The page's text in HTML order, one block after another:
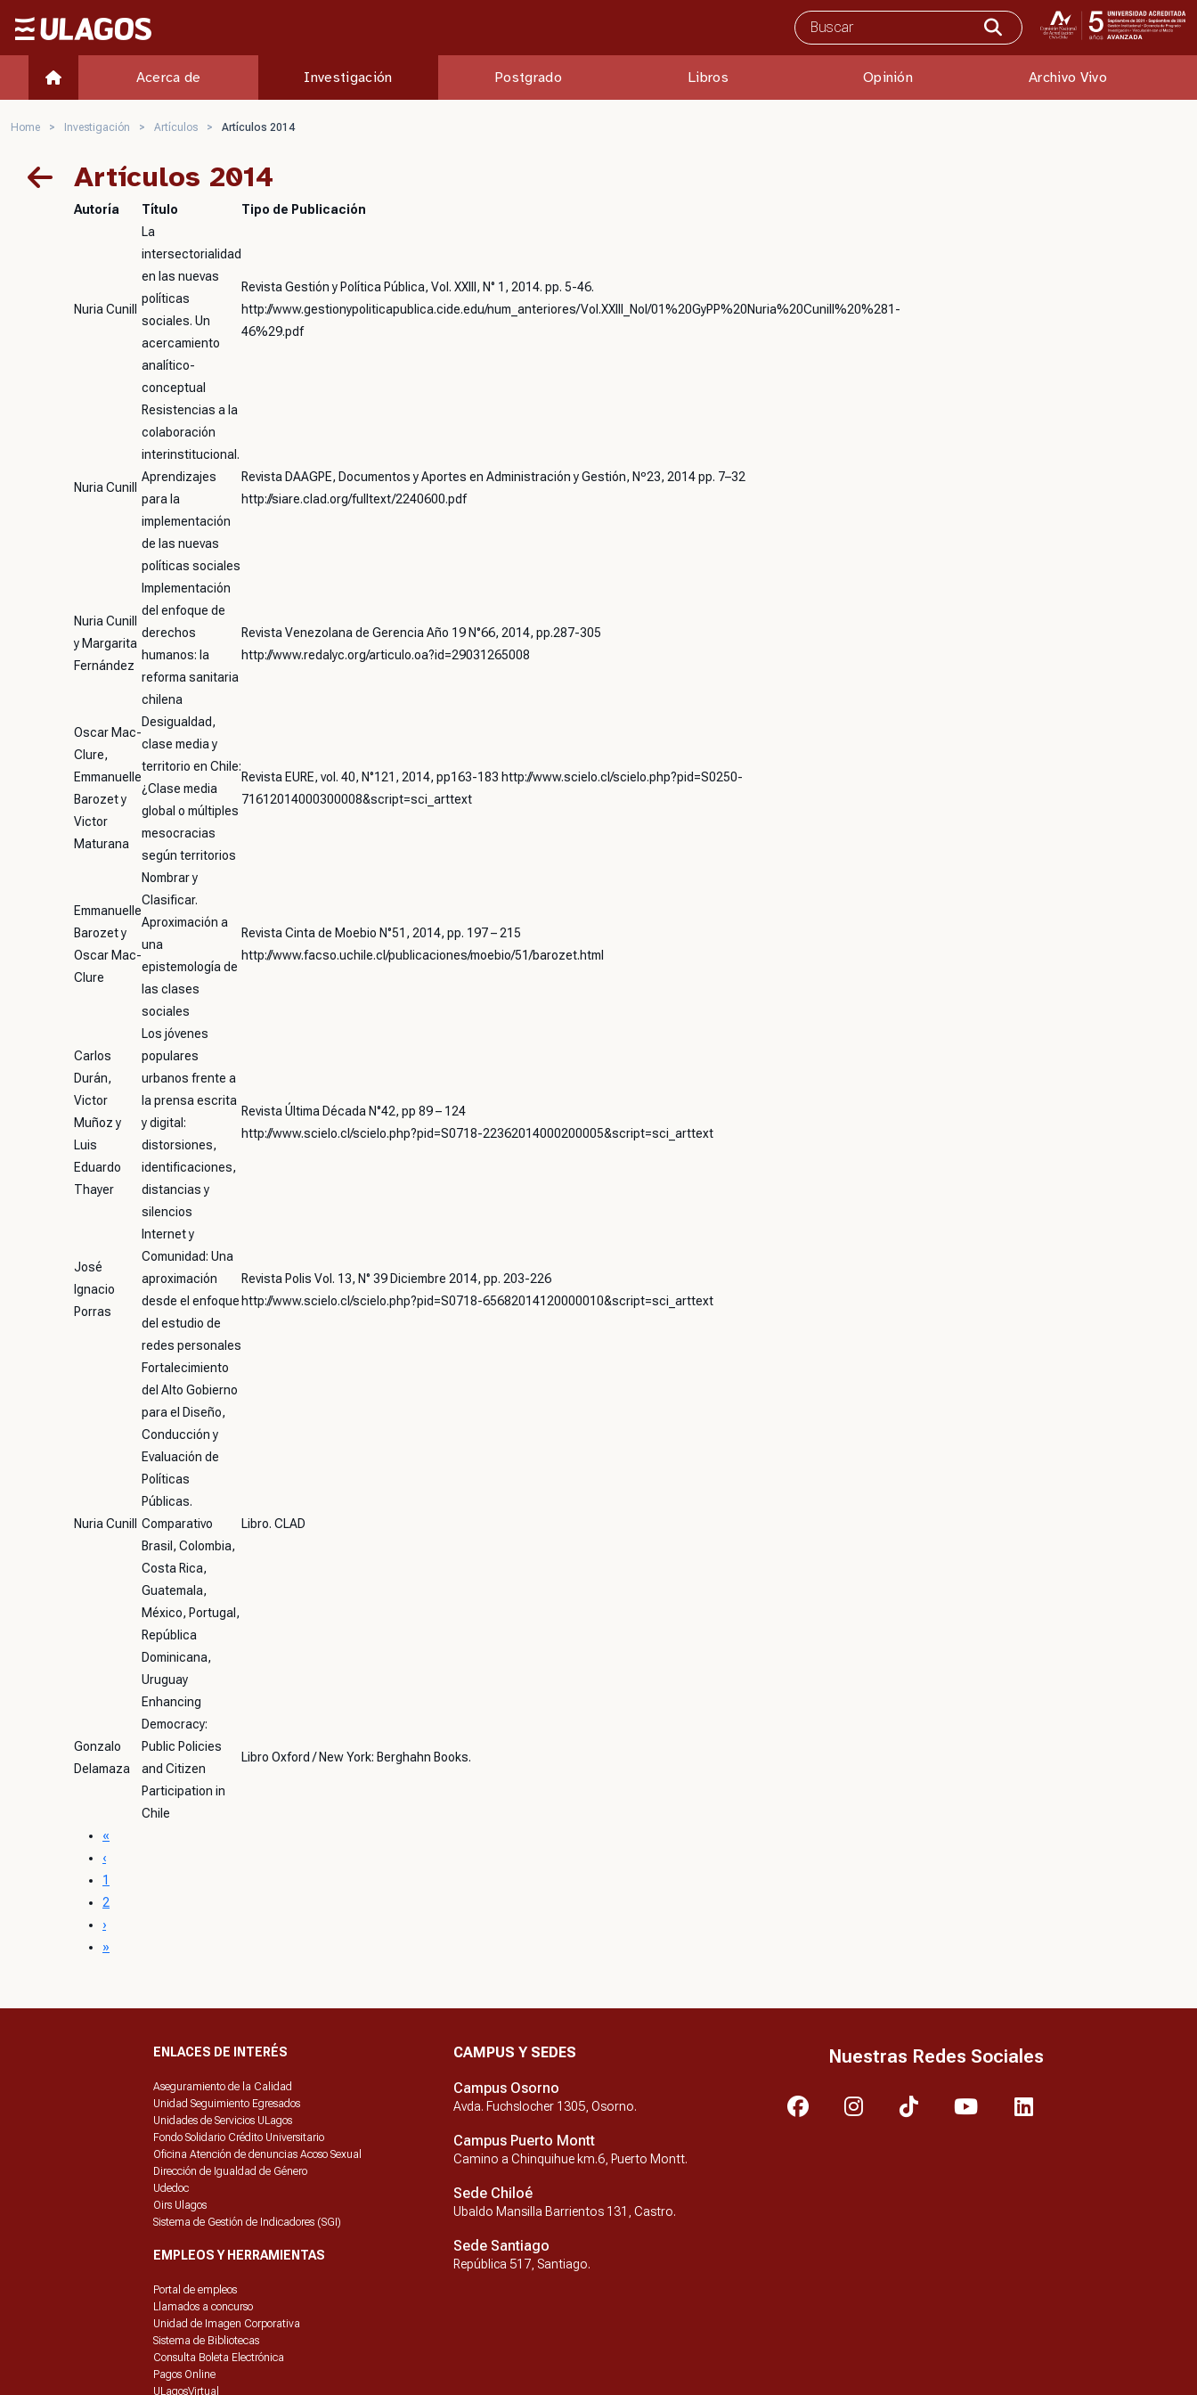
Ulagos Template
Acerca de Investigación Postgrado Libros Opinión Archivo Vivo
Home > Investigación > Artículos > Artículos 2014
Artículos 2014
Autoría Título Tipo de Publicación
Nuria Cunill
La
intersectorialidad
en las nuevas
políticas
sociales. Un
acercamiento
analítico-
conceptual
Revista Gestión y Política Pública, Vol. XXIII, N° 1, 2014. pp. 5-46.
http://www.gestionypoliticapublica.cide.edu/num_anteriores/Vol.XXIII_NoI/01%20GyPP%20Nuria%20Cunill%20%281-
46%29.pdf
Nuria Cunill
Resistencias a la
colaboración
interinstitucional.
Aprendizajes
para la
implementación
de las nuevas
políticas sociales
Revista DAAGPE, Documentos y Aportes en Administración y Gestión, Nº23, 2014 pp. 7–32
http://siare.clad.org/fulltext/2240600.pdf
Nuria Cunill
y Margarita
Fernández
Implementación
del enfoque de
derechos
humanos: la
reforma sanitaria
chilena
Revista Venezolana de Gerencia Año 19 N°66, 2014, pp.287-305
http://www.redalyc.org/articulo.oa?id=29031265008
Oscar Mac-
Clure,
Emmanuelle
Barozet y
Victor
Maturana
Desigualdad,
clase media y
territorio en Chile:
¿Clase media
global o múltiples
mesocracias
según territorios
Revista EURE, vol. 40, N°121, 2014, pp163-183 http://www.scielo.cl/scielo.php?pid=S0250-
71612014000300008&script=sci_arttext
Emmanuelle
Barozet y
Oscar Mac-
Clure
Nombrar y
Clasificar.
Aproximación a
una
epistemología de
las clases
sociales
Revista Cinta de Moebio N°51, 2014, pp. 197 – 215
http://www.facso.uchile.cl/publicaciones/moebio/51/barozet.html
Carlos
Durán,
Victor
Muñoz y
Luis
Eduardo
Thayer
Los jóvenes
populares
urbanos frente a
la prensa escrita
y digital:
distorsiones,
identificaciones,
distancias y
silencios
Revista Última Década N°42, pp 89 – 124
http://www.scielo.cl/scielo.php?pid=S0718-22362014000200005&script=sci_arttext
José
Ignacio
Porras
Internet y
Comunidad: Una
aproximación
desde el enfoque
del estudio de
redes personales
Revista Polis Vol. 13, N° 39 Diciembre 2014, pp. 203-226
http://www.scielo.cl/scielo.php?pid=S0718-65682014120000010&script=sci_arttext
Nuria Cunill
Fortalecimiento
del Alto Gobierno
para el Diseño,
Conducción y
Evaluación de
Políticas
Públicas.
Comparativo
Brasil, Colombia,
Costa Rica,
Guatemala,
México, Portugal,
República
Dominicana,
Uruguay
Libro. CLAD
Gonzalo
Delamaza
Enhancing
Democracy:
Public Policies
and Citizen
Participation in
Chile
Libro Oxford / New York: Berghahn Books.
«
‹
1
2
›
»
ENLACES DE INTERÉS
Aseguramiento de la Calidad
Unidad Seguimiento Egresados
Unidades de Servicios ULagos
Fondo Solidario Crédito Universitario
Oficina Atención de denuncias Acoso Sexual
Dirección de Igualdad de Género
Udedoc
Oirs Ulagos
Sistema de Gestión de Indicadores (SGI)
EMPLEOS Y HERRAMIENTAS
Portal de empleos
Llamados a concurso
Unidad de Imagen Corporativa
Sistema de Bibliotecas
Consulta Boleta Electrónica
Pagos Online
ULagosVirtual
CAMPUS Y SEDES
Campus Osorno
Avda. Fuchslocher 1305, Osorno.
Campus Puerto Montt
Camino a Chinquihue km.6, Puerto Montt.
Sede Chiloé
Ubaldo Mansilla Barrientos 131, Castro.
Sede Santiago
República 517, Santiago.
Nuestras Redes Sociales